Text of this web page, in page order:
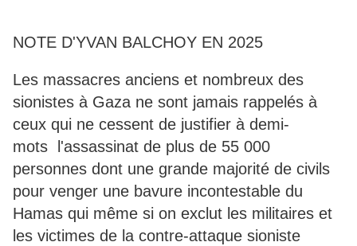
NOTE D'YVAN BALCHOY EN 2025
Les massacres anciens et nombreux des
sionistes à Gaza ne sont jamais rappelés à
ceux qui ne cessent de justifier à demi-
mots l'assassinat de plus de 55 000
personnes dont une grande majorité de civils
pour venger une bavure incontestable du
Hamas qui même si on exclut les militaires et
les victimes de la contre-attaque sioniste